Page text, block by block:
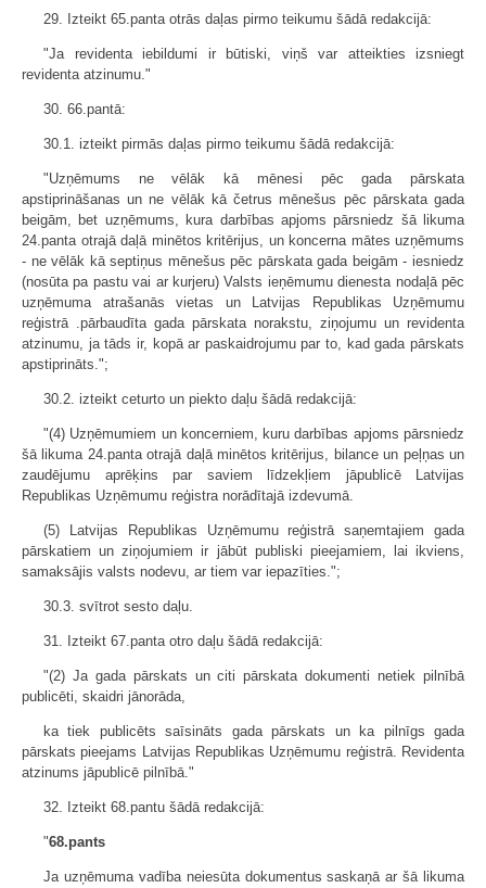
29. Izteikt 65.panta otrās daļas pirmo teikumu šādā redakcijā:
"Ja revidenta iebildumi ir būtiski, viņš var atteikties izsniegt
revidenta atzinumu."
30. 66.pantā:
30.1. izteikt pirmās daļas pirmo teikumu šādā redakcijā:
"Uzņēmums ne vēlāk kā mēnesi pēc gada pārskata
apstiprināšanas un ne vēlāk kā četrus mēnešus pēc pārskata gada
beigām, bet uzņēmums, kura darbības apjoms pārsniedz šā likuma
24.panta otrajā daļā minētos kritērijus, un koncerna mātes uzņēmums
- ne vēlāk kā septiņus mēnešus pēc pārskata gada beigām - iesniedz
(nosūta pa pastu vai ar kurjeru) Valsts ieņēmumu dienesta nodaļā pēc
uzņēmuma atrašanās vietas un Latvijas Republikas Uzņēmumu
reģistrā .pārbaudīta gada pārskata norakstu, ziņojumu un revidenta
atzinumu, ja tāds ir, kopā ar paskaidrojumu par to, kad gada pārskats
apstiprināts.";
30.2. izteikt ceturto un piekto daļu šādā redakcijā:
"(4) Uzņēmumiem un koncerniem, kuru darbības apjoms pārsniedz
šā likuma 24.panta otrajā daļā minētos kritērijus, bilance un peļņas un
zaudējumu aprēķins par saviem līdzekļiem jāpublicē Latvijas
Republikas Uzņēmumu reģistra norādītajā izdevumā.
(5) Latvijas Republikas Uzņēmumu reģistrā saņemtajiem gada
pārskatiem un ziņojumiem ir jābūt publiski pieejamiem, lai ikviens,
samaksājis valsts nodevu, ar tiem var iepazīties.";
30.3. svītrot sesto daļu.
31. Izteikt 67.panta otro daļu šādā redakcijā:
"(2) Ja gada pārskats un citi pārskata dokumenti netiek pilnībā
publicēti, skaidri jānorāda,
ka tiek publicēts saīsināts gada pārskats un ka pilnīgs gada
pārskats pieejams Latvijas Republikas Uzņēmumu reģistrā. Revidenta
atzinums jāpublicē pilnībā."
32. Izteikt 68.pantu šādā redakcijā:
"68.pants
Ja uzņēmuma vadība neiesūta dokumentus saskaņā ar šā likuma